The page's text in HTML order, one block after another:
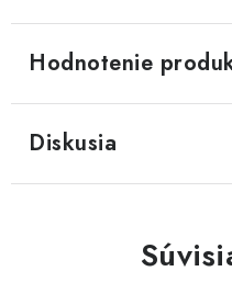
Hodnotenie
Diskusia